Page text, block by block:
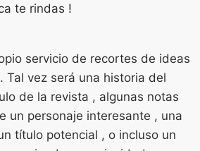
te rindas !
servicio de recortes de ideas
Tal vez será una historia del
de la revista , algunas notas
un personaje interesante , una
título potencial , o incluso un